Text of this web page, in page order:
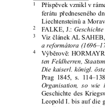
1
Příspěvek vznikl v
ferátu předneseného
Liechtensteinů a
2 FALKE, J.:
3 Viz článek AL
a reformátora
4 Výběrově:
ten Feldherren,
Die kaiserl. königl.
Prag  1845,  s.
Organisation,  so  wie
Geschichte des
Leopold I. bis auf die